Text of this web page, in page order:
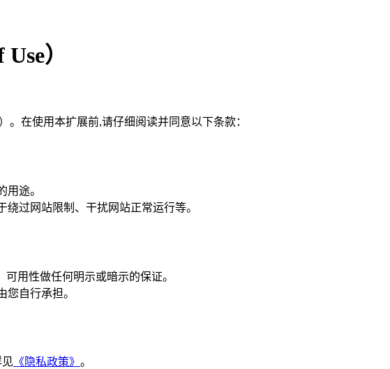
）
在使用本扩展前,请仔细阅读并同意以下条款：
用途。
过网站限制、干扰网站正常运行等。
用性做任何明示或暗示的保证。
您自行承担。
《隐私政策》 。